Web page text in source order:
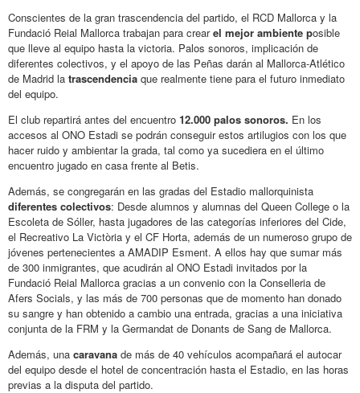
Conscientes de la gran trascendencia del partido, el RCD Mallorca y la
Fundació Reial Mallorca trabajan para crearel mejor ambiente posible
que lleve al equipo hasta la victoria. Palos sonoros, implicación de
diferentes colectivos, y el apoyo de las Peñas darán al Mallorca-Atlético
de Madrid la trascendencia que realmente tiene para el futuro inmediato
del equipo.
El club repartirá antes del encuentro 12.000 palos sonoros. En los
accesos al ONO Estadi se podrán conseguir estos artilugios con los que
hacer ruido y ambientar la grada, tal como ya sucediera en el último
encuentro jugado en casa frente al Betis.
Además, se congregarán en las gradas del Estadio mallorquinista
diferentes colectivos: Desde alumnos y alumnas del Queen College o la
Escoleta de Sóller, hasta jugadores de las categorías inferiores del Cide,
el Recreativo La Victòria y el CF Horta, además de un numeroso grupo de
jóvenes pertenecientes a AMADIP Esment. A ellos hay que sumar más
de 300 inmigrantes, que acudirán al ONO Estadi invitados por la
Fundació Reial Mallorca gracias a un convenio con la Conselleria de
Afers Socials, y las más de 700 personas que de momento han donado
su sangre y han obtenido a cambio una entrada, gracias a una iniciativa
conjunta de la FRM y la Germandat de Donants de Sang de Mallorca.
Además, una caravana de más de 40 vehículos acompañará el autocar
del equipo desde el hotel de concentración hasta el Estadio, en las horas
previas a la disputa del partido.